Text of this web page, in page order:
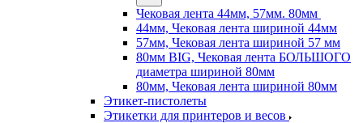
Чековая лента 44мм, 57мм. 80мм
44мм, Чековая лента шириной 44мм
57мм, Чековая лента шириной 57 мм
80мм BIG, Чековая лента БОЛЬШОГО
диаметра шириной 80мм
80мм, Чековая лента шириной 80мм
Этикет-пистолеты
Этикетки для принтеров и весов